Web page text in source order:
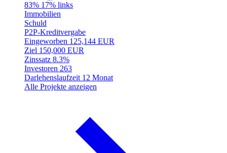
83% 17% links
Immobilien
Schuld
P2P-Kreditvergabe
Eingeworben 125,144 EUR
Ziel 150,000 EUR
Zinssatz 8.3%
Investoren 263
Darlehenslaufzeit 12 Monat
Alle Projekte anzeigen